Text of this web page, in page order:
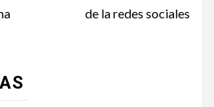
de la redes sociales